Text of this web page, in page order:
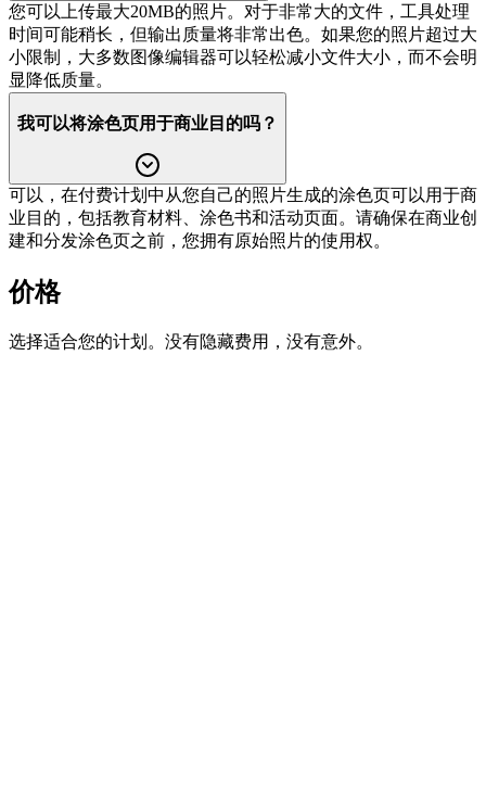
您可以上传最大20MB的照片。对于非常大的文件，工具处理
时间可能稍长，但输出质量将非常出色。如果您的照片超过大
小限制，大多数图像编辑器可以轻松减小文件大小，而不会明
显降低质量。
我可以将涂色页用于商业目的吗？
可以，在付费计划中从您自己的照片生成的涂色页可以用于商
业目的，包括教育材料、涂色书和活动页面。请确保在商业创
建和分发涂色页之前，您拥有原始照片的使用权。
价格
选择适合您的计划。没有隐藏费用，没有意外。